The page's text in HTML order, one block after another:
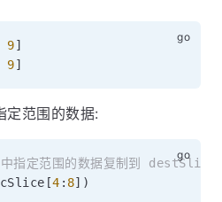
9]
9]
定范围的数据:
定范围的数据复制到 destSlice
[4 : 8] )